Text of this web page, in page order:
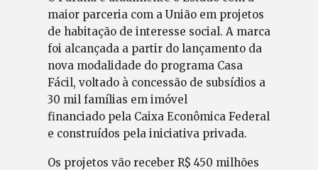
maior parceria com a União em projetos
de habitação de interesse social. A marca
foi alcançada a partir do lançamento da
nova modalidade do programa Casa
Fácil, voltado à concessão de subsídios a
30 mil famílias em imóvel
financiado pela Caixa Econômica Federal
e construídos pela iniciativa privada.
Os projetos vão receber R$ 450 milhões